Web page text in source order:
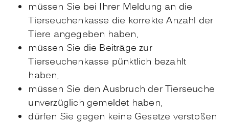
müssen Sie bei Ihrer Meldung an die
Tierseuchenkasse die korrekte Anzahl der
Tiere angegeben haben,
müssen Sie die Beiträge zur
Tierseuchenkasse pünktlich bezahlt
haben,
müssen Sie den Ausbruch der Tierseuche
unverzüglich gemeldet haben,
dürfen Sie gegen keine Gesetze verstoßen